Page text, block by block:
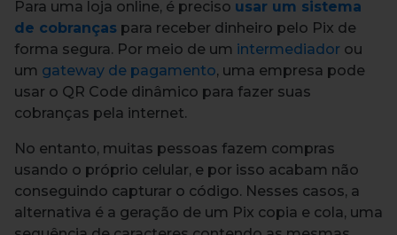
Para uma loja online, é preciso usar um sistema
de cobranças para receber dinheiro pelo Pix de
forma segura. Por meio de um intermediador ou
um gateway de pagamento, uma empresa pode
usar o QR Code dinâmico para fazer suas
cobranças pela internet.
No entanto, muitas pessoas fazem compras
usando o próprio celular, e por isso acabam não
conseguindo capturar o código. Nesses casos, a
alternativa é a geração de um Pix copia e cola, uma